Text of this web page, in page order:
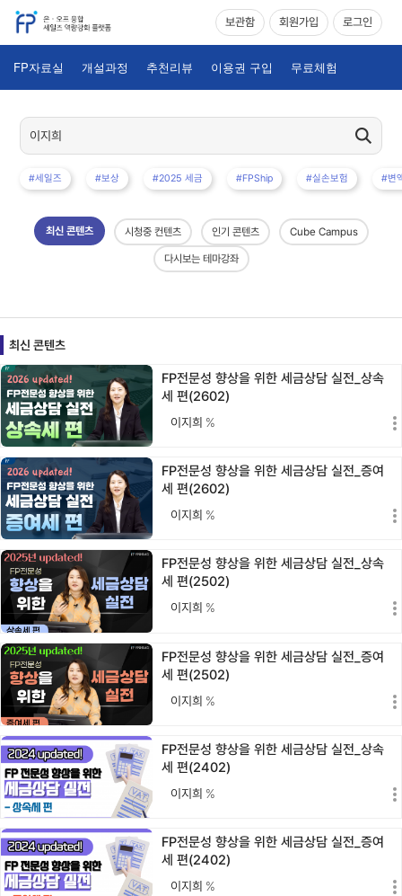
보관함 회원가입 로그인
FP자료실 개설과정 추천리뷰 이용권 구입 무료체험
#세일즈 #보상 #2025 세금 #FPShip #실손보험 #변
최신 콘텐츠 시청중 컨텐츠 인기 콘텐츠 Cube Campus
다시보는 테마강좌
최신 콘텐츠
FP전문성 향상을 위한 세금상담 실전_상속
세 편(2602)
이지희 %
FP전문성 향상을 위한 세금상담 실전_증여
세 편(2602)
이지희 %
FP전문성 향상을 위한 세금상담 실전_상속
세 편(2502)
이지희 %
FP전문성 향상을 위한 세금상담 실전_증여
세 편(2502)
이지희 %
FP전문성 향상을 위한 세금상담 실전_상속
세 편(2402)
이지희 %
FP전문성 향상을 위한 세금상담 실전_증여
세 편(2402)
이지희 %